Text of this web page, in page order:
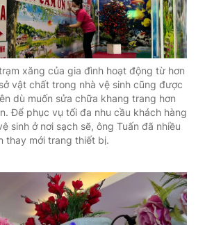
xăng của gia đình hoạt động từ hơn
vật chất trong nhà vệ sinh cũng được
dù muốn sửa chữa khang trang hơn
Để phục vụ tối đa nhu cầu khách hàng
sinh ở nơi sạch sẽ, ông Tuấn đã nhiều
thay mới trang thiết bị.